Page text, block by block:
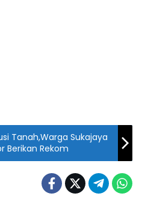
Tanah,Warga Sukajaya
Berikan Rekom